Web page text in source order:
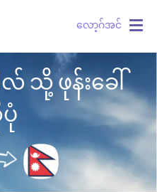
လော့ဂ်အင်
သို့ ဖုန်းခေါ်